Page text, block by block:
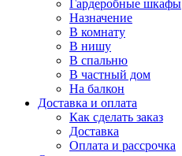
Гардеробные шкафы
Назначение
В комнату
В нишу
В спальню
В частный дом
На балкон
Доставка и оплата
Как сделать заказ
Доставка
Оплата и рассрочка